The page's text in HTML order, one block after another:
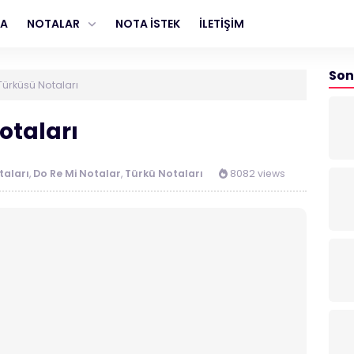
NOTALAR NOTA İSTEK İLETİŞİM
Notaları
, Do Re Mi Notalar, Türkü Notaları 8082 views